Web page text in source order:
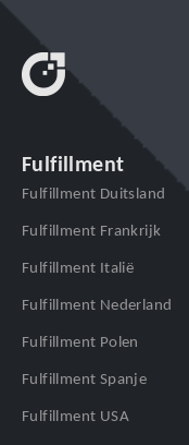
Fulfillment
Fulfillment Duitsland
Fulfillment Frankrijk
Fulfillment Italië
Fulfillment Nederland
Fulfillment Polen
Fulfillment Spanje
Fulfillment USA